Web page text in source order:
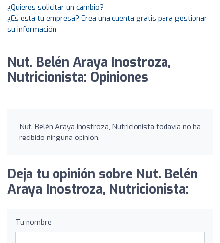
¿Quieres solicitar un cambio?
¿Es esta tu empresa? Crea una cuenta gratis para gestionar
su información
Nut. Belén Araya Inostroza,
Nutricionista: Opiniones
Nut. Belén Araya Inostroza, Nutricionista todavía no ha
recibido ninguna opinión.
Deja tu opinión sobre Nut. Belén
Araya Inostroza, Nutricionista:
Tu nombre